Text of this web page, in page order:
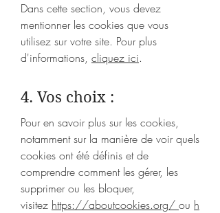
Dans cette section, vous devez
mentionner les cookies que vous
utilisez sur votre site. Pour plus
d'informations, cliquez ici.
4. Vos choix :
Pour en savoir plus sur les cookies,
notamment sur la manière de voir quels
cookies ont été définis et de
comprendre comment les gérer, les
supprimer ou les bloquer,
visitez https://aboutcookies.org/ ou h